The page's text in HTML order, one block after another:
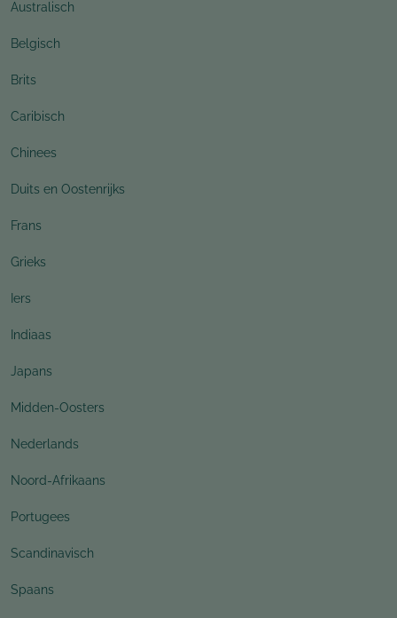
Australisch
Belgisch
Brits
Caribisch
Chinees
Duits en Oostenrijks
Frans
Grieks
Iers
Indiaas
Japans
Midden-Oosters
Nederlands
Noord-Afrikaans
Portugees
Scandinavisch
Spaans